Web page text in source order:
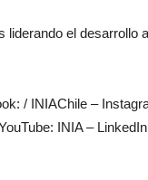
liderando el desarrollo
/ INIAChile –
INIA –